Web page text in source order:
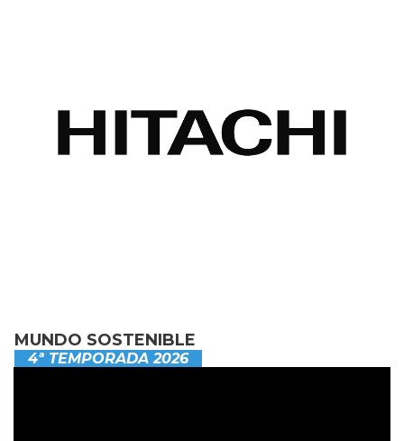
MUNDO SOSTENIBLE
4ª TEMPORADA 2026